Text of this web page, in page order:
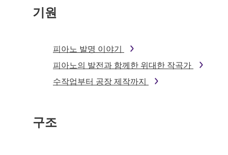
기원
피아노 발명 이야기
피아노의 발전과 함께한 위대한 작곡가
수작업부터 공장 제작까지
구조